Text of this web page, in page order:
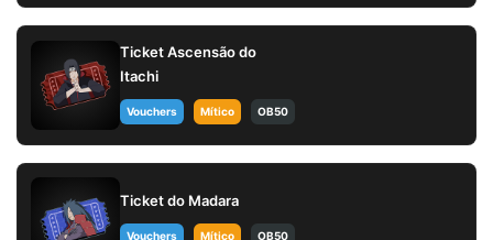
Ticket Ascensão do
Itachi
Vouchers Mítico OB50
Ticket do Madara
Vouchers Mítico OB50